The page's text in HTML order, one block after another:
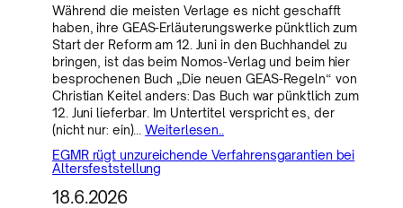
Während die meisten Verlage es nicht geschafft
haben, ihre GEAS-Erläuterungswerke pünktlich zum
Start der Reform am 12. Juni in den Buchhandel zu
bringen, ist das beim Nomos-Verlag und beim hier
besprochenen Buch „Die neuen GEAS-Regeln“ von
Christian Keitel anders: Das Buch war pünktlich zum
12. Juni lieferbar. Im Untertitel verspricht es, der
(nicht nur: ein)…Weiterlesen..
EGMR rügt unzureichende Verfahrensgarantien bei
Altersfeststellung
18.6.2026